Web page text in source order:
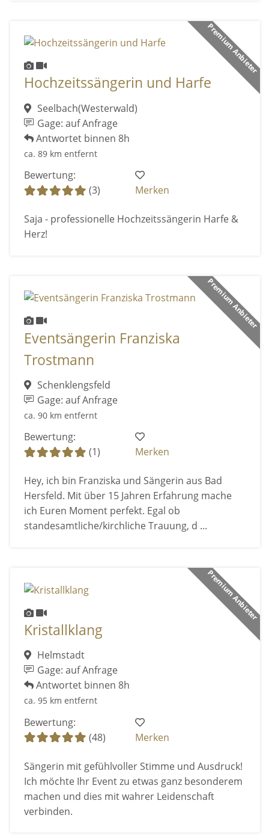
Premium Anbieter
Hochzeitssängerin und Harfe
Seelbach(Westerwald)
Gage: auf Anfrage
Antwortet binnen 8h
ca. 89 km entfernt
Bewertung:
(3)
Merken
Saja - professionelle Hochzeitssängerin Harfe &
Herz!
Premium Anbieter
Eventsängerin Franziska
Trostmann
Schenklengsfeld
Gage: auf Anfrage
ca. 90 km entfernt
Bewertung:
(1)
Merken
Hey, ich bin Franziska und Sängerin aus Bad
Hersfeld. Mit über 15 Jahren Erfahrung mache
ich Euren Moment perfekt. Egal ob
standesamtliche/kirchliche Trauung, d ...
Premium Anbieter
Kristallklang
Helmstadt
Gage: auf Anfrage
Antwortet binnen 8h
ca. 95 km entfernt
Bewertung:
(48)
Merken
Sängerin mit gefühlvoller Stimme und Ausdruck!
Ich möchte Ihr Event zu etwas ganz besonderem
machen und dies mit wahrer Leidenschaft
verbinden.